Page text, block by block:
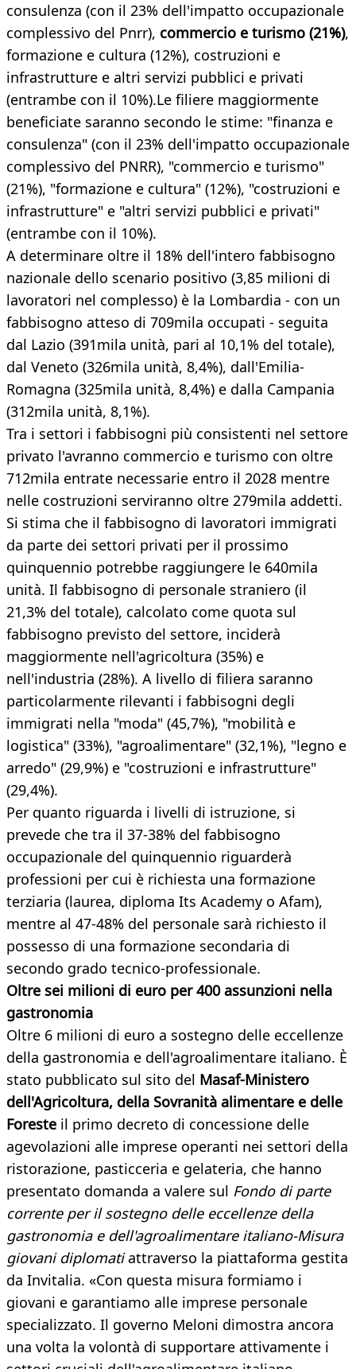
consulenza (con il 23% dell'impatto occupazionale
complessivo del Pnrr), commercio e turismo (21%),
formazione e cultura (12%), costruzioni e
infrastrutture e altri servizi pubblici e privati
(entrambe con il 10%).Le filiere maggiormente
beneficiate saranno secondo le stime: "finanza e
consulenza" (con il 23% dell'impatto occupazionale
complessivo del PNRR), "commercio e turismo"
(21%), "formazione e cultura" (12%), "costruzioni e
infrastrutture" e "altri servizi pubblici e privati"
(entrambe con il 10%).
A determinare oltre il 18% dell'intero fabbisogno
nazionale dello scenario positivo (3,85 milioni di
lavoratori nel complesso) è la Lombardia - con un
fabbisogno atteso di 709mila occupati - seguita
dal Lazio (391mila unità, pari al 10,1% del totale),
dal Veneto (326mila unità, 8,4%), dall'Emilia-
Romagna (325mila unità, 8,4%) e dalla Campania
(312mila unità, 8,1%).
Tra i settori i fabbisogni più consistenti nel settore
privato l'avranno commercio e turismo con oltre
712mila entrate necessarie entro il 2028 mentre
nelle costruzioni serviranno oltre 279mila addetti.
Si stima che il fabbisogno di lavoratori immigrati
da parte dei settori privati per il prossimo
quinquennio potrebbe raggiungere le 640mila
unità. Il fabbisogno di personale straniero (il
21,3% del totale), calcolato come quota sul
fabbisogno previsto del settore, inciderà
maggiormente nell'agricoltura (35%) e
nell'industria (28%). A livello di filiera saranno
particolarmente rilevanti i fabbisogni degli
immigrati nella "moda" (45,7%), "mobilità e
logistica" (33%), "agroalimentare" (32,1%), "legno e
arredo" (29,9%) e "costruzioni e infrastrutture"
(29,4%).
Per quanto riguarda i livelli di istruzione, si
prevede che tra il 37-38% del fabbisogno
occupazionale del quinquennio riguarderà
professioni per cui è richiesta una formazione
terziaria (laurea, diploma Its Academy o Afam),
mentre al 47-48% del personale sarà richiesto il
possesso di una formazione secondaria di
secondo grado tecnico-professionale.
Oltre sei milioni di euro per 400 assunzioni nella
gastronomia
Oltre 6 milioni di euro a sostegno delle eccellenze
della gastronomia e dell'agroalimentare italiano. È
stato pubblicato sul sito del Masaf-Ministero
dell'Agricoltura, della Sovranità alimentare e delle
Foreste il primo decreto di concessione delle
agevolazioni alle imprese operanti nei settori della
ristorazione, pasticceria e gelateria, che hanno
presentato domanda a valere sul Fondo di parte
corrente per il sostegno delle eccellenze della
gastronomia e dell'agroalimentare italiano-Misura
giovani diplomatiattraverso la piattaforma gestita
da Invitalia. «Con questa misura formiamo i
giovani e garantiamo alle imprese personale
specializzato. Il governo Meloni dimostra ancora
una volta la volontà di supportare attivamente i